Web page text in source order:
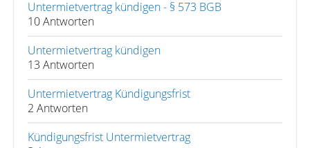
Untermietvertrag kündigen - § 573 BGB
10 Antworten
Untermietvertrag kündigen
13 Antworten
Untermietvertrag Kündigungsfrist
2 Antworten
Kündigungsfrist Untermietvertrag